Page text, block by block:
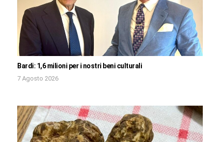
Bardi: 1,6 milioni per i nostri beni culturali
7 Agosto 2026